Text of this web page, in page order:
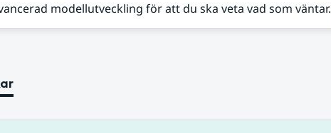
modellutveckling för att du ska veta vad som väntar.